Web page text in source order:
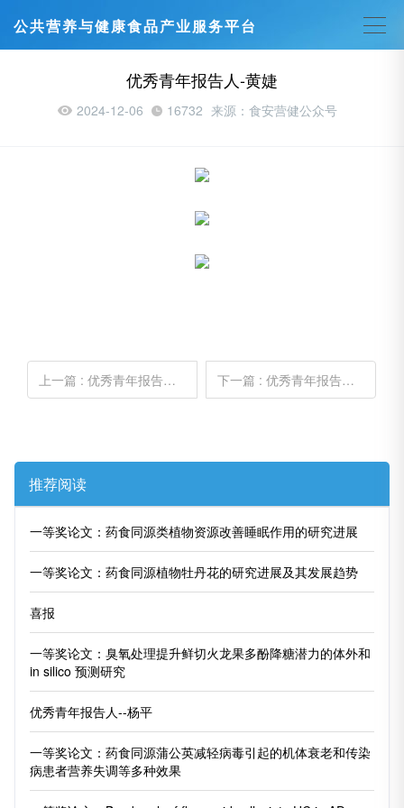
公共营养与健康食品产业服务平台
优秀青年报告人-黄婕
2024-12-06 16732 来源：食安营健公众号
上一篇 : 优秀青年报告人--杨平 下一篇 : 优秀青年报告人--谷惠文
推荐阅读
一等奖论文：药食同源类植物资源改善睡眠作用的研究进展
一等奖论文：药食同源植物牡丹花的研究进展及其发展趋势
喜报
一等奖论文：臭氧处理提升鲜切火龙果多酚降糖潜力的体外和
in silico 预测研究
优秀青年报告人--杨平
一等奖论文：药食同源蒲公英减轻病毒引起的机体衰老和传染
病患者营养失调等多种效果